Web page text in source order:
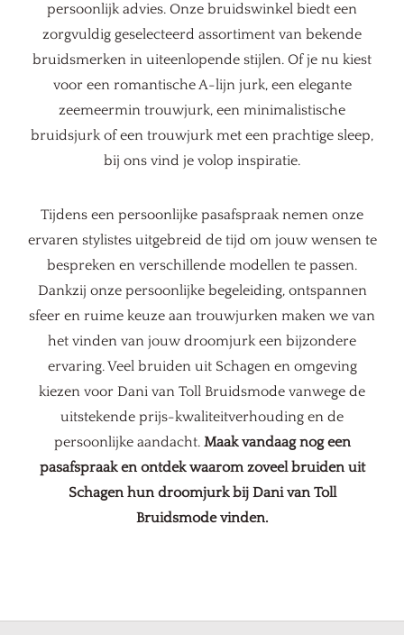
persoonlijk advies. Onze bruidswinkel biedt een
zorgvuldig geselecteerd assortiment van bekende
bruidsmerken in uiteenlopende stijlen. Of je nu kiest
voor een romantische A-lijn jurk, een elegante
zeemeermin trouwjurk, een minimalistische
bruidsjurk of een trouwjurk met een prachtige sleep,
bij ons vind je volop inspiratie.
Tijdens een persoonlijke pasafspraak nemen onze
ervaren stylistes uitgebreid de tijd om jouw wensen te
bespreken en verschillende modellen te passen.
Dankzij onze persoonlijke begeleiding, ontspannen
sfeer en ruime keuze aan trouwjurken maken we van
het vinden van jouw droomjurk een bijzondere
ervaring. Veel bruiden uit Schagen en omgeving
kiezen voor Dani van Toll Bruidsmode vanwege de
uitstekende prijs-kwaliteitverhouding en de
persoonlijke aandacht. Maak vandaag nog een
pasafspraak en ontdek waarom zoveel bruiden uit
Schagen hun droomjurk bij Dani van Toll
Bruidsmode vinden.